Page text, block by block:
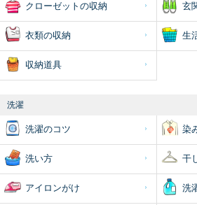
クローゼットの収納 玄
衣類の収納 生
収納道具
洗濯
洗濯のコツ 染
洗い方 干
アイロンがけ 洗